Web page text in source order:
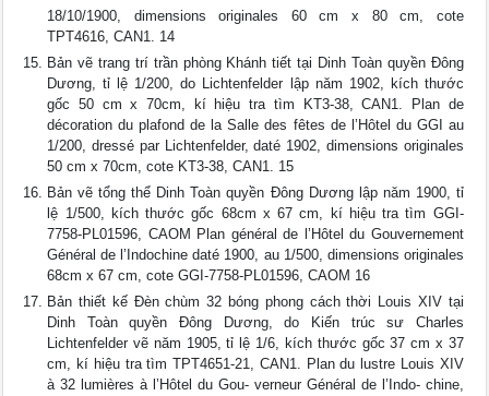
18/10/1900, dimensions originales 60 cm x 80 cm, cote
TPT4616, CAN1. 14
Bản vẽ trang trí trần phòng Khánh tiết tại Dinh Toàn quyền Đông
Dương, tỉ lệ 1/200, do Lichtenfelder lập năm 1902, kích thước
gốc 50 cm x 70cm, kí hiệu tra tìm KT3-38, CAN1. Plan de
décoration du plafond de la Salle des fêtes de l’Hôtel du GGI au
1/200, dressé par Lichtenfelder, daté 1902, dimensions originales
50 cm x 70cm, cote KT3-38, CAN1. 15
Bản vẽ tổng thể Dinh Toàn quyền Đông Dương lập năm 1900, tỉ
lệ 1/500, kích thước gốc 68cm x 67 cm, kí hiệu tra tìm GGI-
7758-PL01596, CAOM Plan général de l’Hôtel du Gouvernement
Général de l’Indochine daté 1900, au 1/500, dimensions originales
68cm x 67 cm, cote GGI-7758-PL01596, CAOM 16
Bản thiết kế Đèn chùm 32 bóng phong cách thời Louis XIV tại
Dinh Toàn quyền Đông Dương, do Kiến trúc sư Charles
Lichtenfelder vẽ năm 1905, tỉ lệ 1/6, kích thước gốc 37 cm x 37
cm, kí hiệu tra tìm TPT4651-21, CAN1. Plan du lustre Louis XIV
à 32 lumières à l’Hôtel du Gou- verneur Général de l’Indo- chine,